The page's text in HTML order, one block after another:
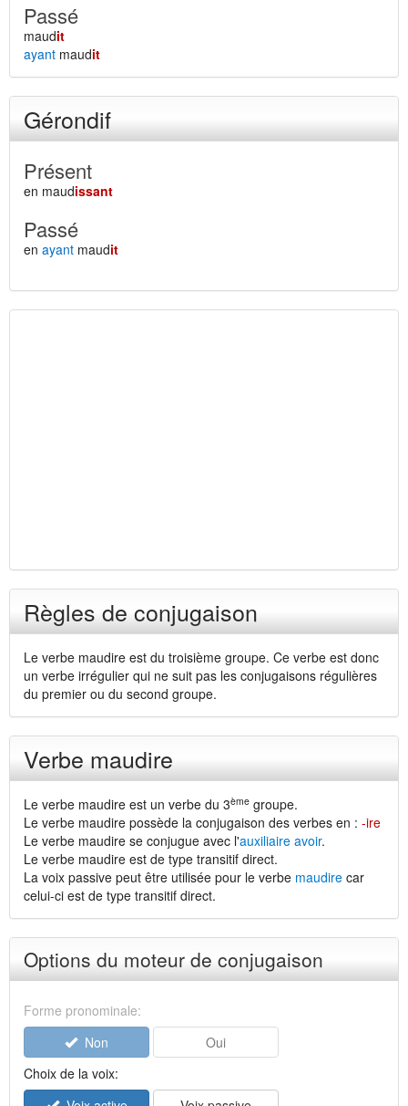
Passé
maudit
ayant maudit
Gérondif
Présent
en maudissant
Passé
en ayant maudit
Règles de conjugaison
Le verbe maudire est du troisième groupe. Ce verbe est donc
un verbe irrégulier qui ne suit pas les conjugaisons régulières
du premier ou du second groupe.
Verbe maudire
Le verbe maudire est un verbe du 3ème groupe.
Le verbe maudire possède la conjugaison des verbes en : -ire
Le verbe maudire se conjugue avec l'auxiliaire avoir.
Le verbe maudire est de type transitif direct.
La voix passive peut être utilisée pour le verbe maudire car
celui-ci est de type transitif direct.
Options du moteur de conjugaison
Forme pronominale:
Non
Oui
Choix de la voix: